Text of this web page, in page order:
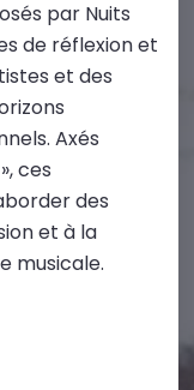
par Nuits
de réflexion et
et des
Axés
ces
des
et à la
musicale.